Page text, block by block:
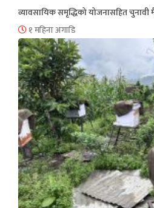
व्यावसायिक समृद्धिको योजनासहित चुनावी
१ महिना अगाडि